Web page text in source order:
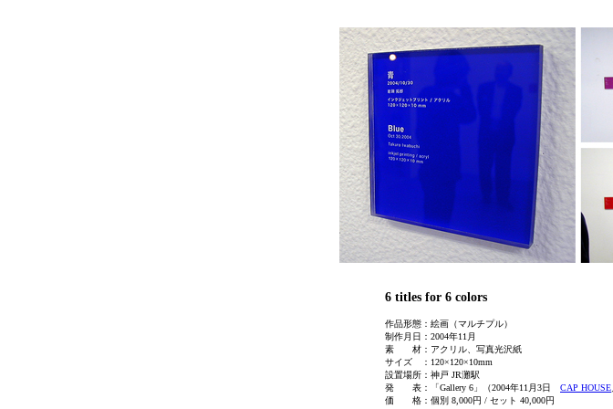
6 titles for 6 colors
作品形態：絵画（マルチプル）
制作月日：2004年11月
素 材：アクリル、写真光沢紙
サイズ ：120×120×10mm
設置場所： 神戸 JR灘駅
発 表：「Gallery 6」（2004年11月3日 CAP HOUSE
価 格：個別 8,000円 / セット 40,000円